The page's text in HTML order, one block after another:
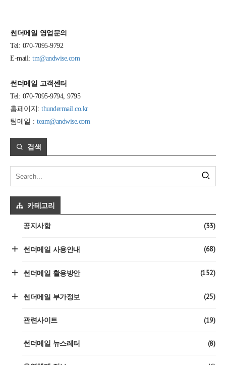
썬더메일 영업문의
Tel: 070-7095-9792
E-mail: tm@andwise.com
썬더메일 고객센터
Tel: 070-7095-9794, 9795
홈페이지: thundermail.co.kr
팀메일 : team@andwise.com
검색
카테고리
공지사항 (33)
썬더메일 사용안내 (68)
썬더메일 활용방안 (152)
썬더메일 부가정보 (25)
관련사이트 (19)
썬더메일 뉴스레터 (8)